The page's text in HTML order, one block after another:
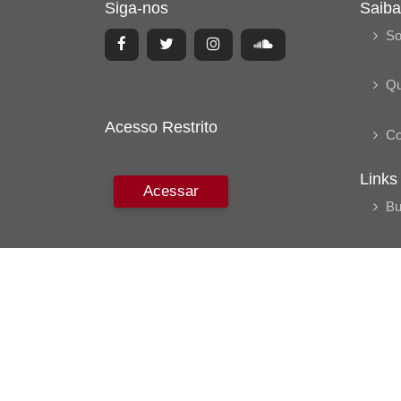
Siga-nos
Acesso Restrito
Acessar